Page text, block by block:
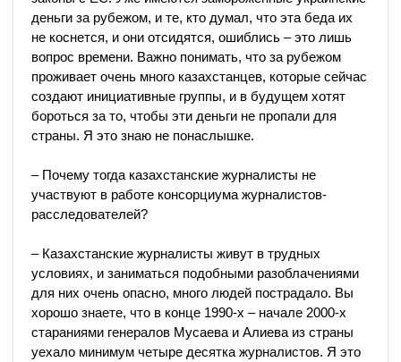
деньги за рубежом, и те, кто думал, что эта беда их
не коснется, и они отсидятся, ошиблись – это лишь
вопрос времени. Важно понимать, что за рубежом
проживает очень много казахстанцев, которые сейчас
создают инициативные группы, и в будущем хотят
бороться за то, чтобы эти деньги не пропали для
страны. Я это знаю не понаслышке.
– Почему тогда казахстанские журналисты не
участвуют в работе консорциума журналистов-
расследователей?
– Казахстанские журналисты живут в трудных
условиях, и заниматься подобными разоблачениями
для них очень опасно, много людей пострадало. Вы
хорошо знаете, что в конце 1990-х – начале 2000-х
стараниями генералов Мусаева и Алиева из страны
уехало минимум четыре десятка журналистов. Я это